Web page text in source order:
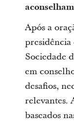
Após a
Sociedade
em
desafios,
relevantes.
baseados